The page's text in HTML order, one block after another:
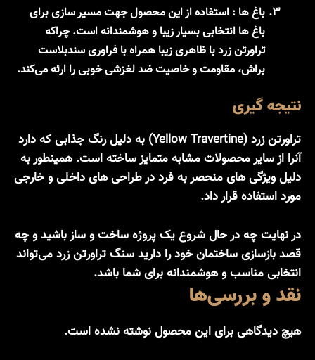
باغ ها : استفاده از این محصول جهت مسیر سازی برای
باغ ها انتخابی بسیار زیبا و هوشمندانه است. چراکه
تراورتن زرد با ظاهری زیبا همراه با فراوری سندبلاست
براش، مقاومت و خاصیت ضد لغزشی خوبی را ارئه می‌کند.
نتیجه گیری
تراورتن زرد (Yellow Travertine) به دلیل رنگ جذابی که دارد
آنرا از سایر محصولات مشابه متمایز ساخته است. همینطور به
دلیل ویژگی های منحصر به فرد در طراحی های داخلی و خارجی
مورد استفاده قرار داد.
در نهایت چه در حال شروع یک پروژه ساخت‌ و ساز باشید و چه
قصد بازسازی ساختمان خود را دارید سنگ تراورتن زرد می‌تواند
انتخابی مناسب و هوشمندانه برای شما باشد.
نقد و بررسی‌ها
هیچ دیدگاهی برای این محصول نوشته نشده است.